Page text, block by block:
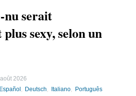
nu serait
sexy, selon un
2026
Español Deutsch Italiano Português